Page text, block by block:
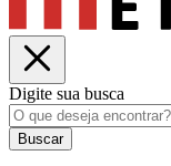
Digite sua busca
Buscar